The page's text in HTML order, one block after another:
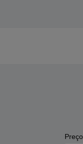
Preço